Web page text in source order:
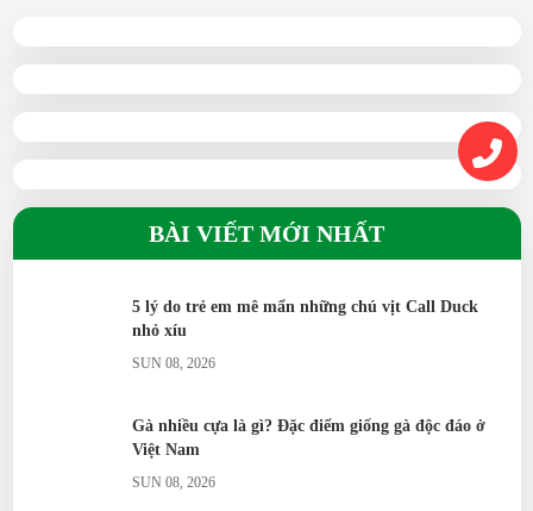
BÀI VIẾT MỚI NHẤT
5 lý do trẻ em mê mẩn những chú vịt Call Duck
nhỏ xíu
SUN 08, 2026
Gà nhiều cựa là gì? Đặc điểm giống gà độc đáo ở
Việt Nam
SUN 08, 2026